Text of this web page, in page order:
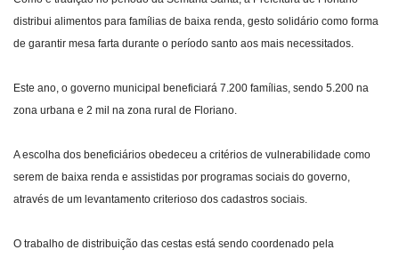
distribui alimentos para famílias de baixa renda, gesto solidário como forma
de garantir mesa farta durante o período santo aos mais necessitados.
Este ano, o governo municipal beneficiará 7.200 famílias, sendo 5.200 na
zona urbana e 2 mil na zona rural de Floriano.
A escolha dos beneficiários obedeceu a critérios de vulnerabilidade como
serem de baixa renda e assistidas por programas sociais do governo,
através de um levantamento criterioso dos cadastros sociais.
O trabalho de distribuição das cestas está sendo coordenado pela